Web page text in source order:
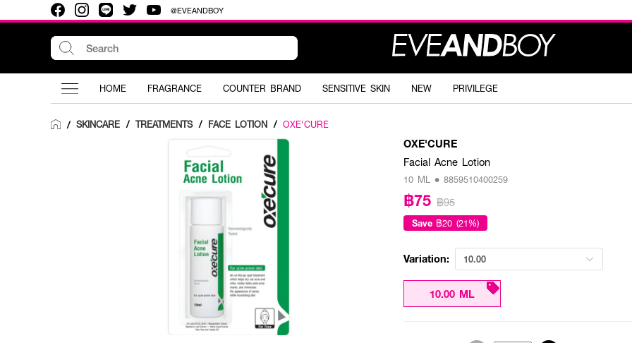
@EVEANDBOY
HOME FRAGRANCE COUNTER BRAND SENSITIVE SKIN NEW PRIVILEGE
/ SKINCARE / TREATMENTS / FACE LOTION / OXE'CURE
OXE'CURE
Facial Acne Lotion
10 ML • 8859510400259
฿75 ฿95
Save ฿20 (21%)
Variation: 10.00
10.00 ML